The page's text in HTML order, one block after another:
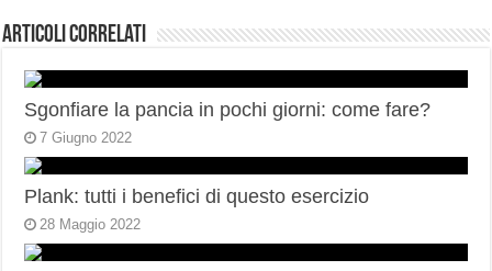
Articoli correlati
Sgonfiare la pancia in pochi giorni: come fare?
7 Giugno 2022
Plank: tutti i benefici di questo esercizio
28 Maggio 2022